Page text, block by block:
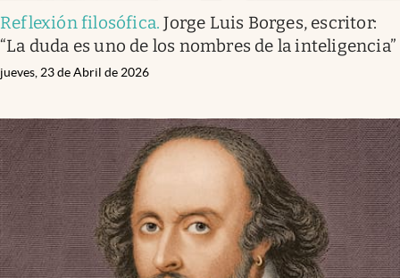
Reflexión filosófica.Jorge Luis Borges, escritor:
“La duda es uno de los nombres de la inteligencia”
jueves, 23 de Abril de 2026